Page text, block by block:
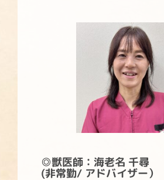
◎獣医師：海老名 千尋
(非常勤/ アドバイザー）